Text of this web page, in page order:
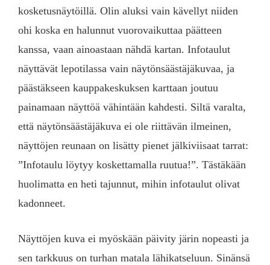
kosketusnäytöillä. Olin aluksi vain kävellyt niiden
ohi koska en halunnut vuorovaikuttaa päätteen
kanssa, vaan ainoastaan nähdä kartan. Infotaulut
näyttävät lepotilassa vain näytönsäästäjäkuvaa, ja
päästäkseen kauppakeskuksen karttaan joutuu
painamaan näyttöä vähintään kahdesti. Siltä varalta,
että näytönsäästäjäkuva ei ole riittävän ilmeinen,
näyttöjen reunaan on lisätty pienet jälkiviisaat tarrat:
”Infotaulu löytyy koskettamalla ruutua!”. Tästäkään
huolimatta en heti tajunnut, mihin infotaulut olivat
kadonneet.
Näyttöjen kuva ei myöskään päivity järin nopeasti ja
sen tarkkuus on turhan matala lähikatseluun. Sinänsä